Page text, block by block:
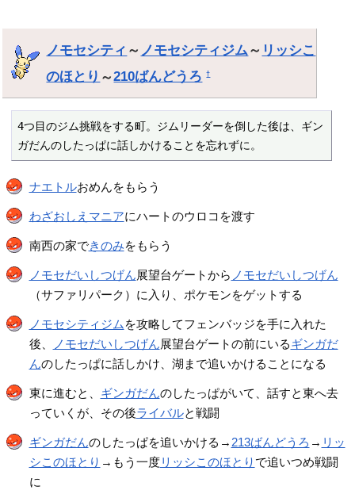
ノモセシティ ～ ノモセシティジム ～ リッシこ
のほとり ～210ばんどうろ †
4つ目のジム挑戦をする町。ジムリーダーを倒した後は、ギン
ガだんのしたっぱに話しかけることを忘れずに。
ナエトルおめんをもらう
わざおしえマニアにハートのウロコを渡す
南西の家できのみをもらう
ノモセだいしつげん展望台ゲートから ノモセだいしつげん
（サファリパーク）に入り、ポケモンをゲットする
ノモセシティジム を攻略してフェンバッジを手に入れた
後、
ノモセだいしつげん展望台ゲートの前にいるギンガだ
んのしたっぱに話しかけ、湖まで追いかけることになる
東に進むと、 ギンガだんのしたっぱがいて、話すと東へ去
っていくが、その後ライバルと戦闘
ギンガだんのしたっぱを追いかける→ 213ばんどうろ → リッ
シこのほとり →もう一度リッシこのほとり で追いつめ戦闘
に